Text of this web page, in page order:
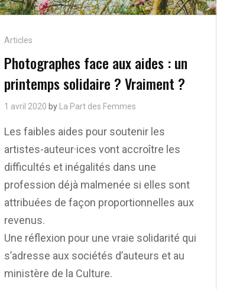
Cat
Links
Articles
Photographes face aux aides : un
printemps solidaire ? Vraiment ?
1 avril 2020 by La Part des Femmes
Les faibles aides pour soutenir les
artistes-auteur·ices vont accroître les
difficultés et inégalités dans une
profession déjà malmenée si elles sont
attribuées de façon proportionnelles aux
revenus.
Une réflexion pour une vraie solidarité qui
s’adresse aux sociétés d’auteurs et au
ministère de la Culture.